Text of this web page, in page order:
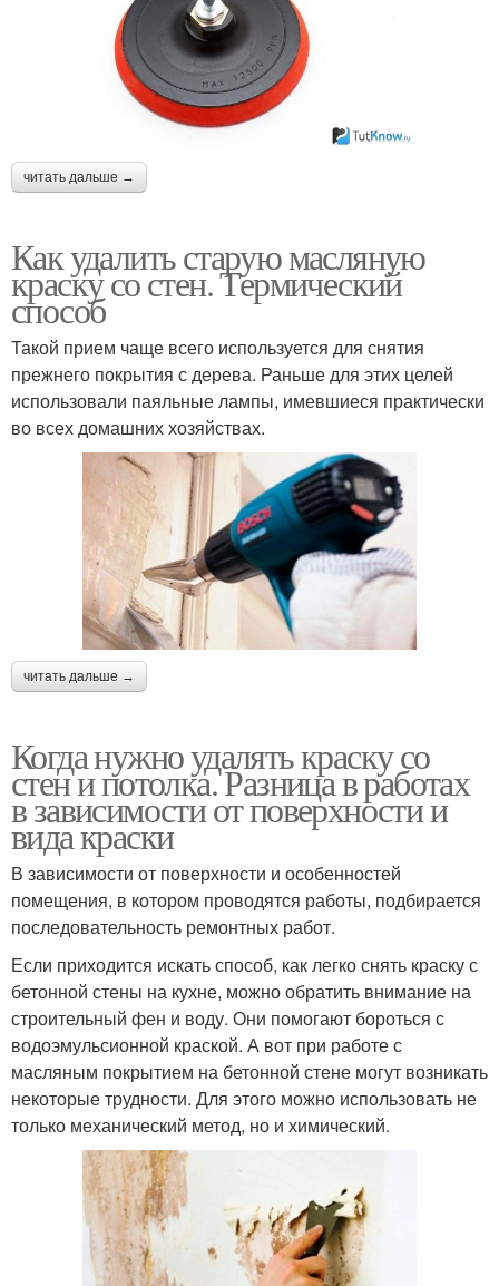
читать дальше →
Как удалить старую масляную
краску со стен. Термический
способ
Такой прием чаще всего используется для снятия
прежнего покрытия с дерева. Раньше для этих целей
использовали паяльные лампы, имевшиеся практически
во всех домашних хозяйствах.
читать дальше →
Когда нужно удалять краску со
стен и потолка. Разница в работах
в зависимости от поверхности и
вида краски
В зависимости от поверхности и особенностей
помещения, в котором проводятся работы, подбирается
последовательность ремонтных работ.
Если приходится искать способ, как легко снять краску с
бетонной стены на кухне, можно обратить внимание на
строительный фен и воду. Они помогают бороться с
водоэмульсионной краской. А вот при работе с
масляным покрытием на бетонной стене могут возникать
некоторые трудности. Для этого можно использовать не
только механический метод, но и химический.